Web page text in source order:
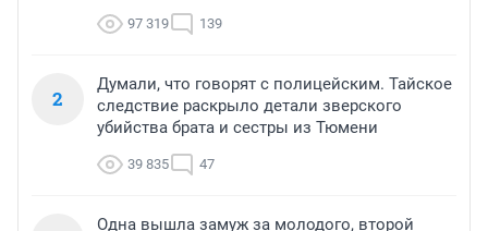
97 319 139
2
Думали, что говорят с полицейским. Тайское
следствие раскрыло детали зверского
убийства брата и сестры из Тюмени
39 835 47
Одна вышла замуж за молодого, второй